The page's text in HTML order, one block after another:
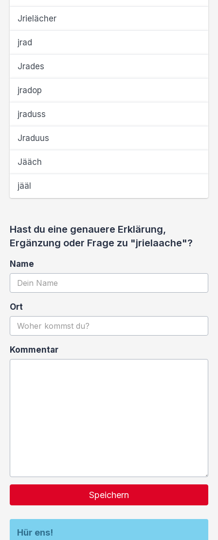
Jrielächer
jrad
Jrades
jradop
jraduss
Jraduus
Jääch
jääl
Hast du eine genauere Erklärung,
Ergänzung oder Frage zu "jrielaache"?
Name
Ort
Kommentar
Speichern
Hür ens!